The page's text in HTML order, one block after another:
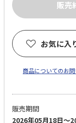
お気に入
商品についてのお
販売期間
2026年05月18日～